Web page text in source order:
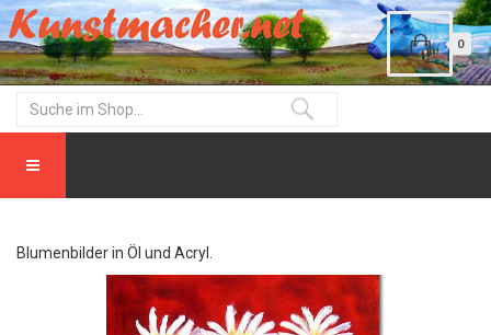
0
Blumenbilder in Öl und Acryl.